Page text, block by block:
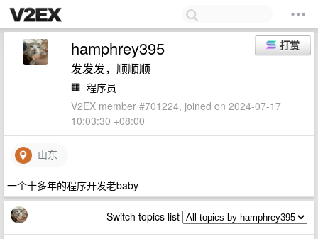
打赏
hamphrey395
发发发，顺顺顺
🏢 程序员
V2EX member #701224, joined on 2024-07-17
10:03:30 +08:00
山东
一个十多年的程序开发老baby
Switch topics list